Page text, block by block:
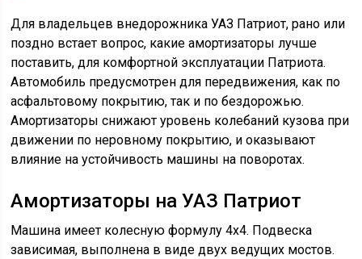
Для владельцев внедорожника УАЗ Патриот, рано или
поздно встает вопрос, какие амортизаторы лучше
поставить, для комфортной эксплуатации Патриота.
Автомобиль предусмотрен для передвижения, как по
асфальтовому покрытию, так и по бездорожью.
Амортизаторы снижают уровень колебаний кузова при
движении по неровному покрытию, и оказывают
влияние на устойчивость машины на поворотах.
Амортизаторы на УАЗ Патриот
Машина имеет колесную формулу 4х4. Подвеска
зависимая, выполнена в виде двух ведущих мостов.